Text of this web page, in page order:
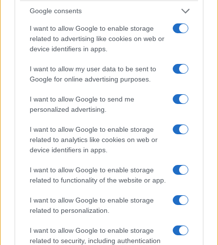
Google consents
I want to allow Google to enable storage
related to advertising like cookies on web or
device identifiers in apps.
I want to allow my user data to be sent to
Google for online advertising purposes.
I want to allow Google to send me
personalized advertising.
I want to allow Google to enable storage
related to analytics like cookies on web or
device identifiers in apps.
I want to allow Google to enable storage
related to functionality of the website or app.
I want to allow Google to enable storage
related to personalization.
I want to allow Google to enable storage
related to security, including authentication